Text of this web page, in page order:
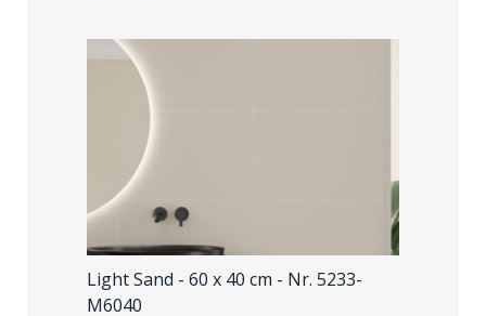
Light Sand - 60 x 40 cm - Nr. 5233-
M6040